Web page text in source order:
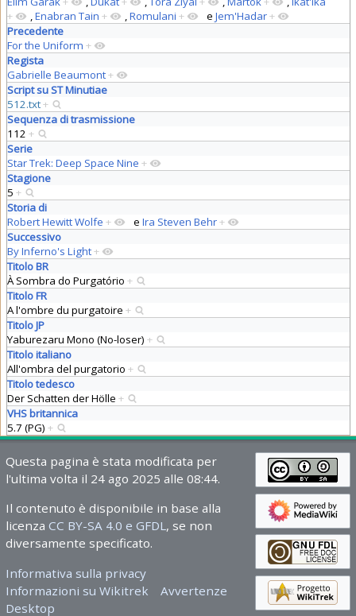
+
,Enabran Tain + ,Romulani + e Jem'Hadar+
Precedente
For the Uniform +
Regista
Gabrielle Beaumont+
Script su ST Minutiae
512.txt+
Sequenza di trasmissione
112 +
Serie
Star Trek: Deep Space Nine +
Stagione
5 +
Storia di
Robert Hewitt Wolfe + e Ira Steven Behr+
Successivo
By Inferno's Light+
Titolo BR
À Sombra do Purgatório +
Titolo FR
A l'ombre du purgatoire +
Titolo JP
Yaburezaru Mono (No-loser) +
Titolo italiano
All'ombra del purgatorio +
Titolo tedesco
Der Schatten der Hölle +
VHS britannica
5.7 (PG) +
Questa pagina è stata modificata per
l'ultima volta il 24 ago 2025 alle 08:44.
Il contenuto è disponibile in base alla
licenza CC BY-SA 4.0 e GFDL, se non
diversamente specificato.
Informativa sulla privacy
Informazioni su Wikitrek
Avvertenze
Desktop